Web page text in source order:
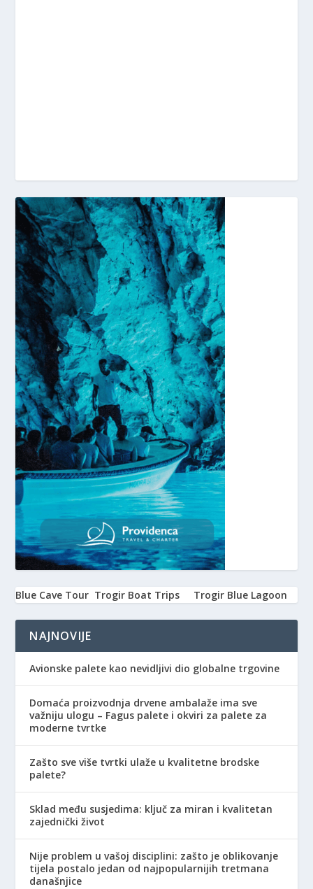
Blue Cave Tour Trogir Boat Trips Trogir Blue Lagoon
NAJNOVIJE
Avionske palete kao nevidljivi dio globalne trgovine
Domaća proizvodnja drvene ambalaže ima sve
važniju ulogu – Fagus palete i okviri za palete za
moderne tvrtke
Zašto sve više tvrtki ulaže u kvalitetne brodske
palete?
Sklad među susjedima: ključ za miran i kvalitetan
zajednički život
Nije problem u vašoj disciplini: zašto je oblikovanje
tijela postalo jedan od najpopularnijih tretmana
današnjice